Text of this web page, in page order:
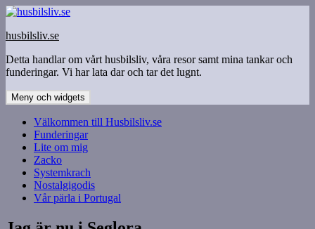
Hoppa
innehåll
husbilsliv.se
Detta handlar om vårt husbilsliv, våra resor samt mina tankar och
funderingar. Vi har lata dar och tar det lugnt.
Meny och widgets
Välkommen till Husbilsliv.se
Funderingar
Lite om mig
Zacko
Systemkrach
Nostalgigodis
Vår pärla i Portugal